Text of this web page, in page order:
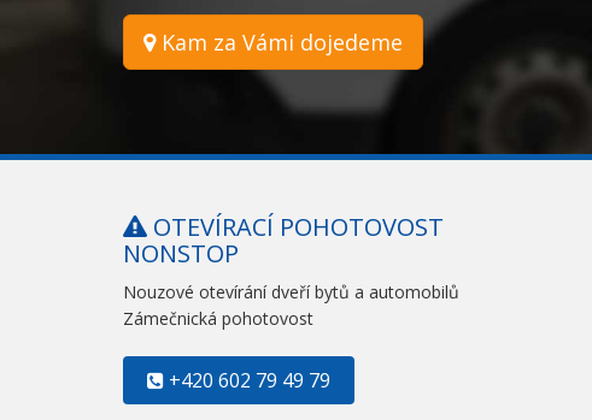
Kam za Vámi dojedeme
OTEVÍRACÍ POHOTOVOST
NONSTOP
Nouzové otevírání dveří bytů a automobilů
Zámečnická pohotovost
+420 602 79 49 79